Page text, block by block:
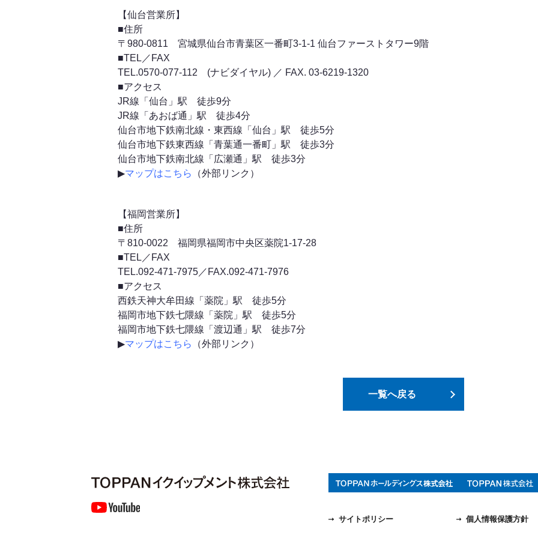
【仙台営業所】
■住所
〒 980-0811 宮城県仙台市青葉区一番町3-1-1 仙台ファーストタワー9階
■TEL／FAX
TEL.0570-077-112 (ナビダイヤル) ／ FAX. 03-6219-1320
■アクセス
JR線「仙台」駅 徒歩9分
JR線「あおば通」駅 徒歩4分
仙台市地下鉄南北線・東西線「仙台」駅 徒歩5分
仙台市地下鉄東西線「青葉通一番町」駅 徒歩3分
仙台市地下鉄南北線「広瀬通」駅 徒歩3分
▶マップはこちら （外部リンク）
【福岡営業所】
■住所
〒810-0022 福岡県福岡市中央区薬院1-17-28
■TEL／FAX
TEL.092-471-7975／FAX.092-471-7976
■アクセス
西鉄天神大牟田線「薬院」駅 徒歩5分
福岡市地下鉄七隈線「薬院」駅 徒歩5分
福岡市地下鉄七隈線「渡辺通」駅 徒歩7分
▶マップはこちら （外部リンク）
一覧へ戻る
サイトポリシー 個人情報保護方針